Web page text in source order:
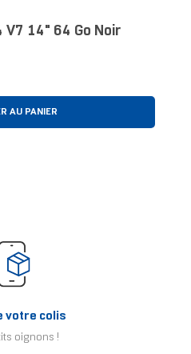
V7 14" 64 Go Noir
AU PANIER
votre colis
oignons !